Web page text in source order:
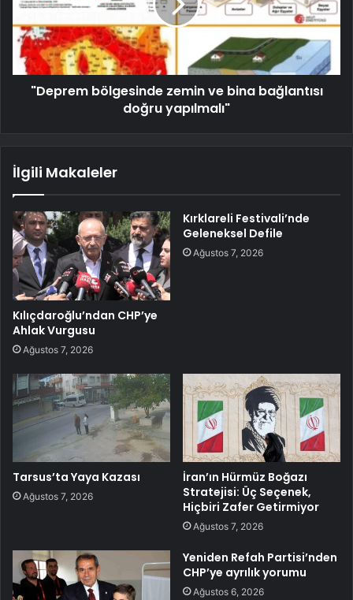
"Deprem bölgesinde zemin ve bina bağlantısı
doğru yapılmalı"
İlgili Makaleler
Kılıçdaroğlu’ndan CHP’ye
Ahlak Vurgusu
Ağustos 7, 2026
Kırklareli Festivali’nde
Geleneksel Defile
Ağustos 7, 2026
Tarsus’ta Yaya Kazası
Ağustos 7, 2026
İran’ın Hürmüz Boğazı
Stratejisi: Üç Seçenek,
Hiçbiri Zafer Getirmiyor
Ağustos 7, 2026
Yeniden Refah Partisi’nden
CHP’ye ayrılık yorumu
Ağustos 6, 2026